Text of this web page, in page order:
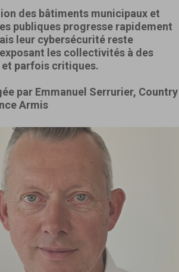
des bâtiments municipaux et
publiques progresse rapidement
leur cybersécurité reste
les collectivités à des
et parfois critiques.
par Emmanuel Serrurier, Country
Armis